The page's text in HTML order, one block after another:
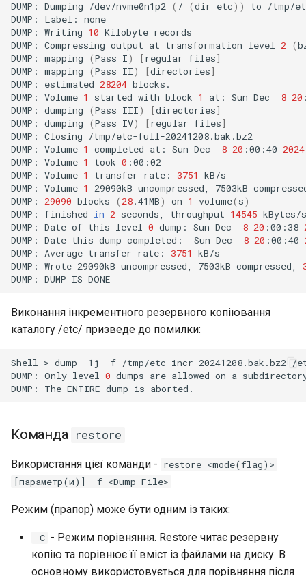
DUMP:
Dumping /dev/nvme0n1p2 ( / (dir etc)) to
/tmp/
DUMP:
Label:
none
DUMP:
Writing 10 Kilobyte records
DUMP:
Compressing output at transformation level 2 (
DUMP:
mapping (Pass I) [regular files]
DUMP:
mapping (Pass II) [directories]
DUMP:
estimated 28204 blocks.
DUMP:
Volume 1 started with block 1 at: Sun Dec 8 20
DUMP:
dumping (Pass III) [directories]
DUMP:
dumping (Pass IV) [regular files]
DUMP:
Closing
/tmp/etc-full-20241208.bak.bz2
DUMP:
Volume 1 completed at: Sun Dec 8 20 :00:40 2024
DUMP:
Volume 1 took 0 :00:02
DUMP:
Volume 1 transfer rate: 3751
kB/s
DUMP:
Volume 1 29090kB uncompressed, 7503kB
DUMP:
29090 blocks ( 28.41MB) on 1 volume( s)
DUMP:
finished in 2 seconds, throughput 14545 kBytes/
DUMP:
Date of this level 0 dump: Sun Dec 8 20 :00:38
DUMP:
Date this dump completed: Sun Dec 8 20 :00:40
DUMP:
Average transfer rate: 3751
kB/s
DUMP:
Wrote 29090kB uncompressed, 7503kB compressed,
DUMP:
DUMP IS
Виконання інкрементного резервного копіювання
каталогу /etc/ призведе до помилки:
Shell > dump -1j -f /tmp/etc-incr-20241208.bak.bz2
/
DUMP:
Only level 0 dumps are allowed on a
DUMP:
The ENTIRE dump is
Команда restore
Використання цієї команди - restore <mode(flag)>
[параметр(и)] -f <Dump-File>
Режим (прапор) може бути одним із таких:
-C - Режим порівняння. Restore читає резервну
копію та порівнює її вміст із файлами на диску. В
основному використовується для порівняння після